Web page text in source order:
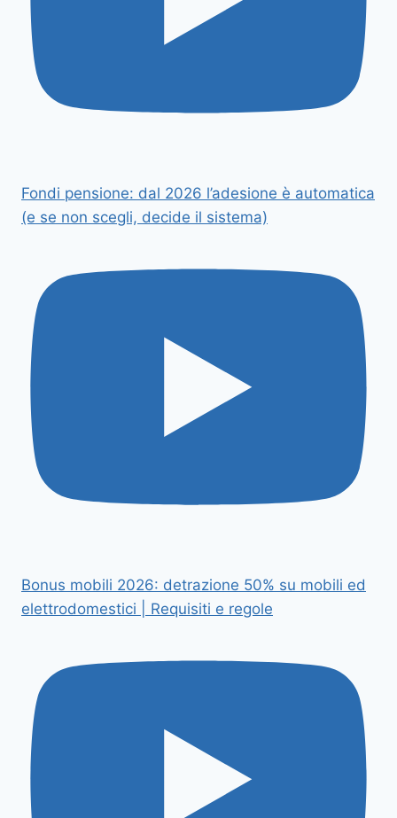
Fondi pensione: dal 2026 l’adesione è automatica
(e se non scegli, decide il sistema)
Bonus mobili 2026: detrazione 50% su mobili ed
elettrodomestici | Requisiti e regole